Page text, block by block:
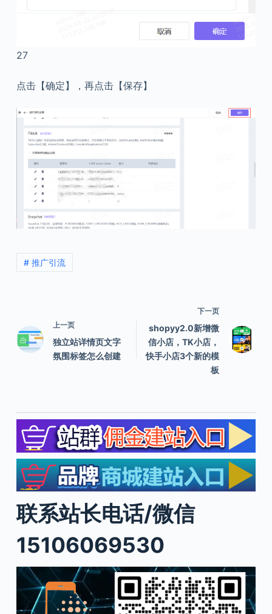
27
点击【确定】，再点击【保存】
# 推广引流
上一页
独立站详情页文字
氛围标签怎么创建
下一页
shopyy2.0新增微
信小店，TK小店，
快手小店3个新的模
板
联系站长电话/微信
15106069530